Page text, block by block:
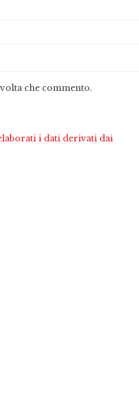
che commento.
i dati derivati dai